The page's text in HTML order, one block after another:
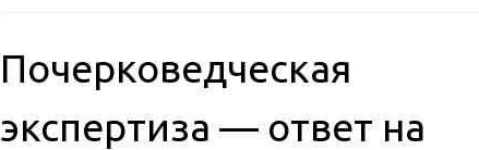
Почерковедческая
экспертиза — ответ на